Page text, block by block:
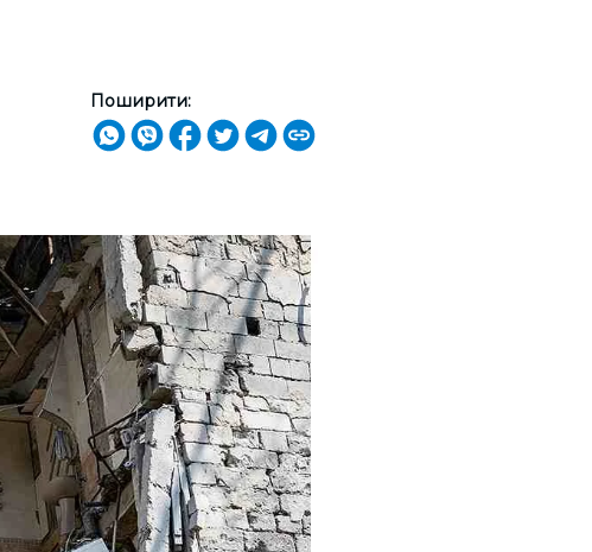
Поширити: